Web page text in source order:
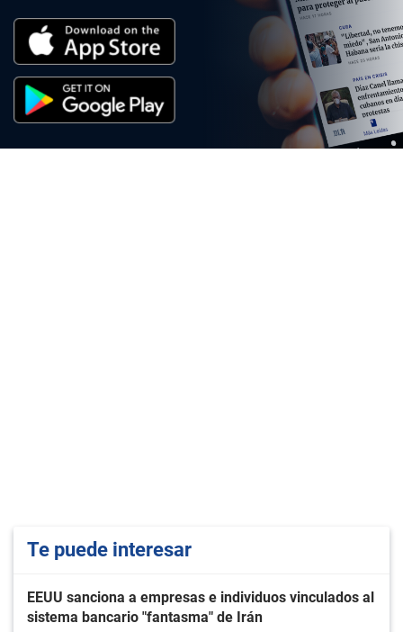
Te puede interesar
EEUU sanciona a empresas e individuos vinculados al
sistema bancario "fantasma" de Irán